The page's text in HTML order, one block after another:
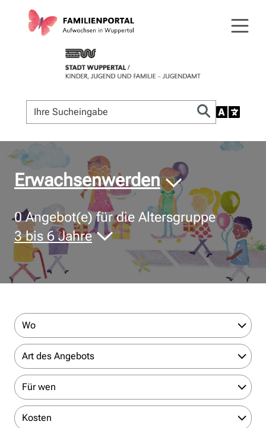
© Bildnachweis
Erwachsenwerden
0Angebot(e) für die Altersgruppe
3 bis 6 Jahre
Wo
Art des Angebots
Für wen
Kosten